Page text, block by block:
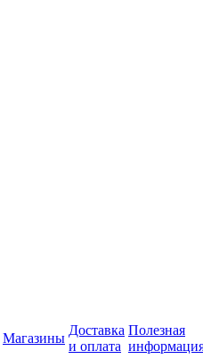
Магазины
Доставка
и оплата
Полезная